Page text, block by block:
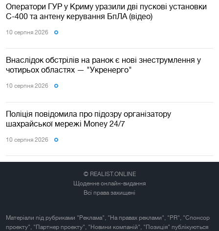
Оператори ГУР у Криму уразили дві пускові установки
С-400 та антену керування БпЛА (відео)
10 серпня 2026
Внаслідок обстрілів на ранок є нові знеструмлення у
чотирьох областях — "Укренерго"
10 серпня 2026
Поліція повідомила про підозру організатору
шахрайської мережі Money 24/7
10 серпня 2026
© REALIST.ONLINE
Щоденне онлайн-видання
Всі права захищені
Матеріали під рубриками "Реклама", "На правах реклами", "PR", "Спонсор
проекту", "Партнер проекту", "Новини компаній", "Позиція" публікуються